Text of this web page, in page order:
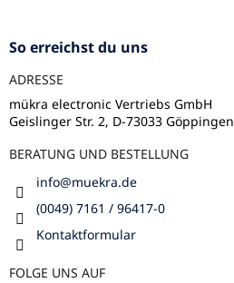
So erreichst du uns
ADRESSE
mükra electronic Vertriebs GmbH
Geislinger Str. 2, D-73033 Göppingen
BERATUNG UND BESTELLUNG
info@muekra.de
(0049) 7161 / 96417-0
Kontaktformular
FOLGE UNS AUF